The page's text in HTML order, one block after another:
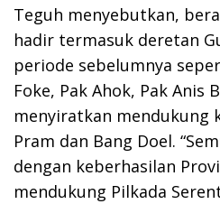
Teguh menyebutkan,
hadir termasuk deretan
periode sebelumnya
Foke, Pak Ahok, Pak Anis
menyiratkan mendukung
Pram dan Bang Doel.
dengan keberhasilan
mendukung Pilkada